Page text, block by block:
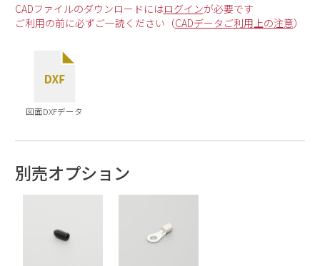
CADファイルのダウンロードにはログインが必要です
ご利用の前に必ずご一読ください（CADデータご利用上の注意）
図面DXFデータ
別売オプション